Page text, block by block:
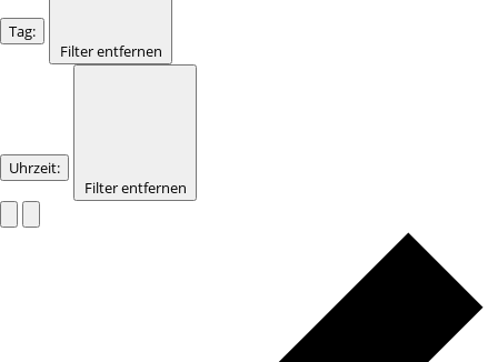
Tag:
Filter entfernen
Uhrzeit:
Filter entfernen